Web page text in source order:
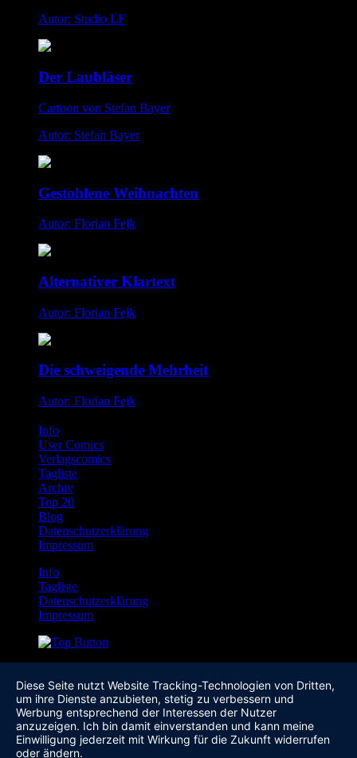
Autor: Studio LF
Der Laubläser
Cartoon von Stefan Bayer
Autor: Stefan Bayer
Gestohlene Weihnachten
Autor: Florian Fejk
Alternativer Klartext
Autor: Florian Fejk
Die schweigende Mehrheit
Autor: Florian Fejk
Info
User Comics
Verlagscomics
Tagliste
Archiv
Top 20
Blog
Datenschutzerklärung
Impressum
Info
Tagliste
Datenschutzerklärung
Impressum
Diese Seite nutzt Website Tracking-Technologien von Dritten,
um ihre Dienste anzubieten, stetig zu verbessern und
Werbung entsprechend der Interessen der Nutzer
anzuzeigen. Ich bin damit einverstanden und kann meine
Einwilligung jederzeit mit Wirkung für die Zukunft widerrufen
oder ändern.